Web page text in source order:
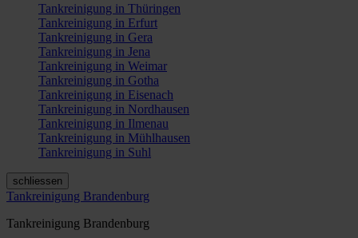
Tankreinigung in Thüringen
Tankreinigung in Erfurt
Tankreinigung in Gera
Tankreinigung in Jena
Tankreinigung in Weimar
Tankreinigung in Gotha
Tankreinigung in Eisenach
Tankreinigung in Nordhausen
Tankreinigung in Ilmenau
Tankreinigung in Mühlhausen
Tankreinigung in Suhl
schliessen
Tankreinigung Brandenburg
Tankreinigung Brandenburg